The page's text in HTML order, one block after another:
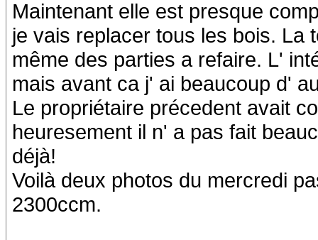
Maintenant elle est presque
je vais replacer tous les bois. La
même des parties a refaire. L'
mais avant ca j' ai beaucoup d'
Le propriétaire précedent avait
heuresement il n' a pas fait
déjà!
Voilà deux photos du mercredi
2300ccm.